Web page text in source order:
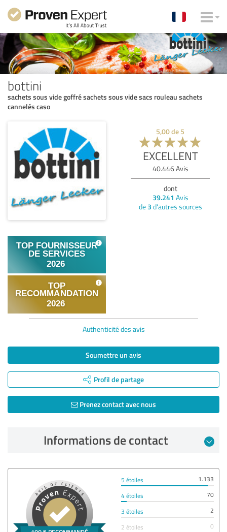
bottini
sachets sous vide goffré sachets sous vide sacs rouleau sachets
cannelés caso
5,00de 5
EXCELLENT
40.446Avis
dont
39.241 Avis
de 3 d'autres sources
Authenticité des avis
Soumettre un avis
Profil de partage
Prenez contact avec nous
Informations de contact
5 étoiles
1.133
4 étoiles
70
3 étoiles
2
2 étoiles
0